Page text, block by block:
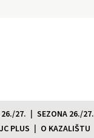
26./27. SEZONA 26./27.
PLUS O KAZALIŠTU